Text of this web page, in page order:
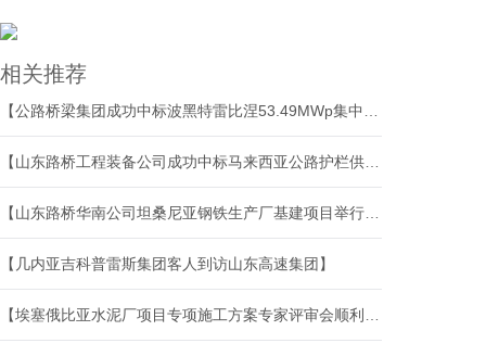
相关推荐
【公路桥梁集团成功中标波黑特雷比涅53.49MWp集中式光伏EPC项目】
【山东路桥工程装备公司成功中标马来西亚公路护栏供应项目】
【山东路桥华南公司坦桑尼亚钢铁生产厂基建项目举行开工仪式】
【几内亚吉科普雷斯集团客人到访山东高速集团】
【埃塞俄比亚水泥厂项目专项施工方案专家评审会顺利召开】